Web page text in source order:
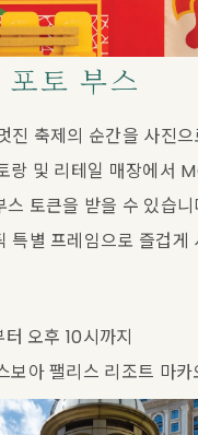
포토 부스
진 축제의 순간을 사진
랑 및 리테일 매장에서
스 토큰을 받을 수 있습
특별 프레임으로 즐겁게
터 오후 10시까지
보아 팰리스 리조트 마카